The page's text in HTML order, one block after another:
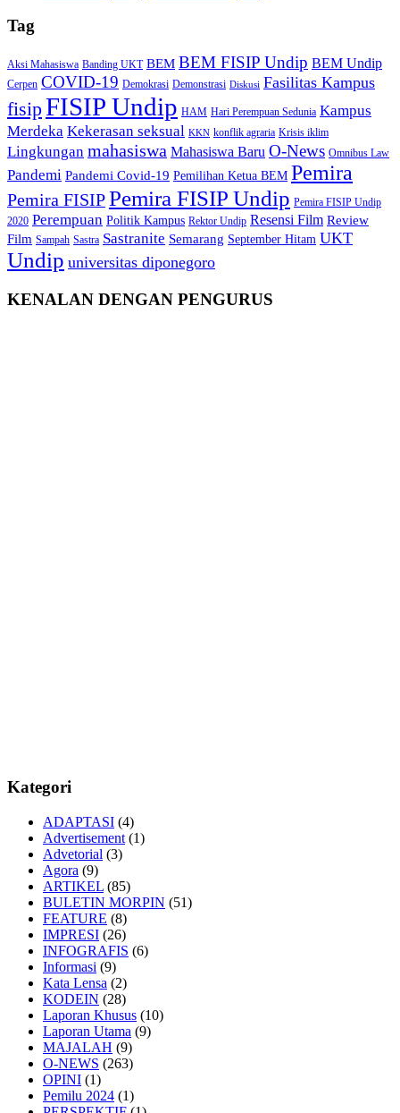
Tag
Aksi Mahasiswa Banding UKT BEM BEM FISIP Undip BEM Undip
Cerpen COVID-19 Demokrasi Demonstrasi Diskusi Fasilitas Kampus
fisipFISIP Undip HAM Hari Perempuan Sedunia Kampus
Merdeka Kekerasan seksual KKN konflik agraria Krisis iklim
Lingkungan mahasiswa Mahasiswa Baru O-News Omnibus Law
Pandemi Pandemi Covid-19 Pemilihan Ketua BEM Pemira
Pemira FISIPPemira FISIP Undip Pemira FISIP Undip
2020 Perempuan Politik Kampus Rektor Undip Resensi Film Review
Film Sampah Sastra Sastranite Semarang September Hitam UKT
Undip universitas diponegoro
KENALAN DENGAN PENGURUS
Kategori
ADAPTASI (4)
Advertisement (1)
Advetorial (3)
Agora (9)
ARTIKEL (85)
BULETIN MORPIN (51)
FEATURE (8)
IMPRESI (26)
INFOGRAFIS (6)
Informasi (9)
Kata Lensa (2)
KODEIN (28)
Laporan Khusus (10)
Laporan Utama (9)
MAJALAH (9)
O-NEWS (263)
OPINI (1)
Pemilu 2024 (1)